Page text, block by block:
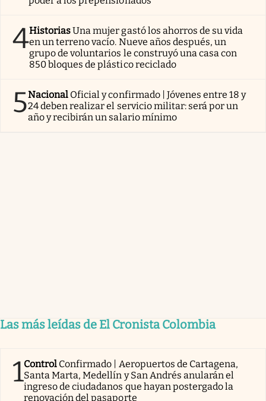
4HistoriasUna mujer gastó los ahorros de su vida
en un terreno vacío. Nueve años después, un
grupo de voluntarios le construyó una casa con
850 bloques de plástico reciclado
5Nacional Oficial y confirmado | Jóvenes entre 18 y
24 deben realizar el servicio militar: será por un
año y recibirán un salario mínimo
Las más leídas de El Cronista Colombia
1Control Confirmado | Aeropuertos de Cartagena,
Santa Marta, Medellín y San Andrés anularán el
ingreso de ciudadanos que hayan postergado la
renovación del pasaporte